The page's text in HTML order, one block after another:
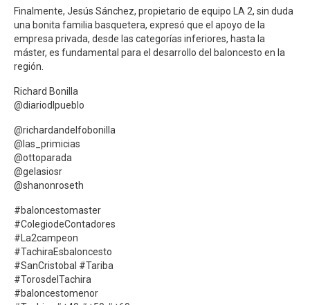
Finalmente, Jesús Sánchez, propietario de equipo LA 2, sin duda
una bonita familia basquetera, expresó que el apoyo de la
empresa privada, desde las categorías inferiores, hasta la
máster, es fundamental para el desarrollo del baloncesto en la
región.
Richard Bonilla
@diariodlpueblo
@richardandelfobonilla
@las_primicias
@ottoparada
@gelasiosr
@shanonroseth
#baloncestomaster
#ColegiodeContadores
#La2campeon
#TachiraEsbaloncesto
#SanCristobal #Tariba
#TorosdelTachira
#baloncestomenor